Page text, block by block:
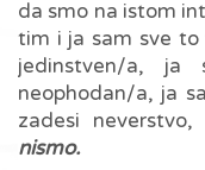
da smo na istom
tim i ja sam sve to
jedinstven/a, ja
neophodan/a, ja
zadesi
nismo.